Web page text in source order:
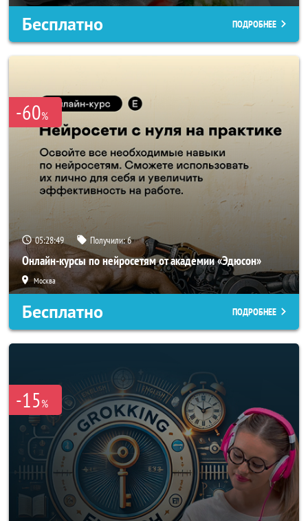
Бесплатно ПОДРОБНЕЕ
-60%
05:28:46 Получили:6
Онлайн-курсы по нейросетям от академии «Эдюсон»
Москва
Бесплатно ПОДРОБНЕЕ
-15%